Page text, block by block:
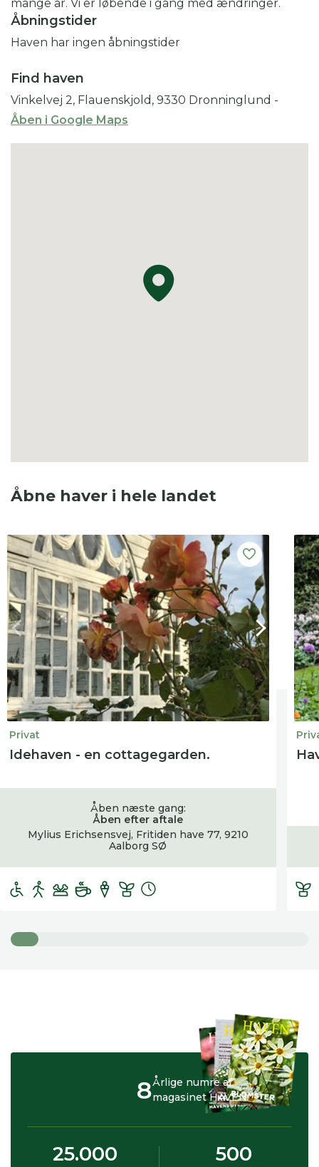
mange år. Vi er løbende i gang med ændringer.
Åbningstider
Haven har ingen åbningstider
Find haven
Vinkelvej 2, Flauenskjold, 9330 Dronninglund -
Åben i Google Maps
Åbne haver i hele landet
Privat
Idehaven - en cottagegarden.
Åben næste gang:
Åben efter aftale
Mylius Erichsensvej, Fritiden have 77, 9210
Aalborg SØ
Årlige numre af
magasinet HAVEN
8
25.000 500